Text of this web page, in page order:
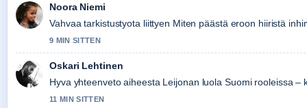
Noora Niemi
Vahvaa tarkistustyota liittyen Miten päästä eroon hiiristä
9 MIN SITTEN
Oskari Lehtinen
Hyva yhteenveto aiheesta Leijonan luola Suomi rooleissa
11 MIN SITTEN